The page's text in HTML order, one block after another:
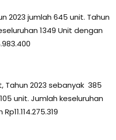
2023 jumlah 645 unit. Tahun
1349 Unit dengan
Tahun 2023 sebanyak 385
unit. Jumlah keseluruhan